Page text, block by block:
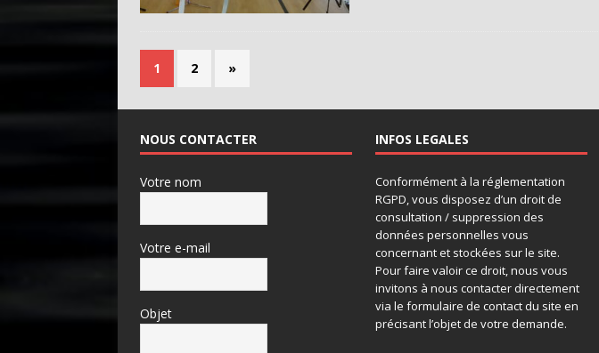
1 2 »
NOUS CONTACTER
Votre nom
Votre e-mail
Objet
INFOS LEGALES
Conformément à la réglementation
RGPD, vous disposez d’un droit de
consultation / suppression des
données personnelles vous
concernant et stockées sur le site.
Pour faire valoir ce droit, nous vous
invitons à nous contacter directement
via le formulaire de contact du site en
précisant l’objet de votre demande.